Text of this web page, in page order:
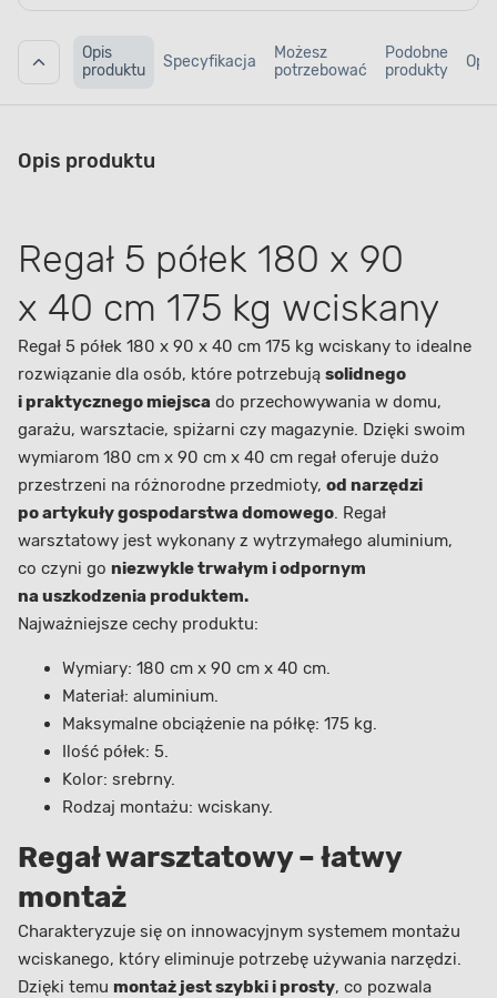
Opis
produktu
Specyfikacja
Możesz
potrzebować
Podobne
produkty
Opis produktu
Regał 5 półek 180 x 90
x 40 cm 175 kg wciskany
Regał 5 półek 180 x 90 x 40 cm 175 kg wciskany to idealne
rozwiązanie dla osób, które potrzebują solidnego
i praktycznego miejsca do przechowywania w domu,
garażu, warsztacie, spiżarni czy magazynie. Dzięki swoim
wymiarom 180 cm x 90 cm x 40 cm regał oferuje dużo
przestrzeni na różnorodne przedmioty, od narzędzi
po artykuły gospodarstwa domowego. Regał
warsztatowy jest wykonany z wytrzymałego aluminium,
co czyni go niezwykle trwałym i odpornym
na uszkodzenia produktem.
Najważniejsze cechy produktu:
Wymiary: 180 cm x 90 cm x 40 cm.
Materiał: aluminium.
Maksymalne obciążenie na półkę: 175 kg.
Ilość półek: 5.
Kolor: srebrny.
Rodzaj montażu: wciskany.
Regał warsztatowy – łatwy
montaż
Charakteryzuje się on innowacyjnym systemem montażu
wciskanego, który eliminuje potrzebę używania narzędzi.
Dzięki temu montaż jest szybki i prosty, co pozwala